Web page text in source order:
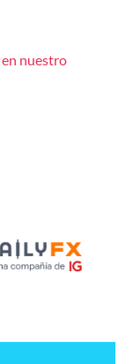
en nuestro